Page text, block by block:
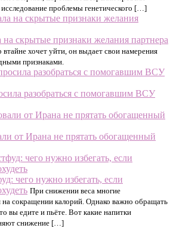
проблемы генетического […]
на скрытые признаки желания партнера
втайне хочет уйти, он выдает свои намерения
признаками.
разобраться с помогавшим ВСУ
от Ирана не прятать обогащенный
чего нужно избегать, если
При снижении веса многие
на сокращении калорий. Однако важно обращать
вы едите и пьёте. Вот какие напитки
снижение […]